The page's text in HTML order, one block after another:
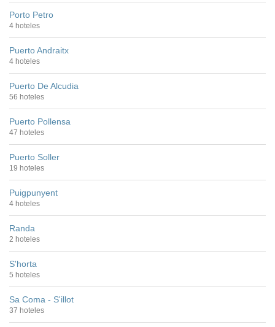
Porto Petro
4 hoteles
Puerto Andraitx
4 hoteles
Puerto De Alcudia
56 hoteles
Puerto Pollensa
47 hoteles
Puerto Soller
19 hoteles
Puigpunyent
4 hoteles
Randa
2 hoteles
S'horta
5 hoteles
Sa Coma - S'illot
37 hoteles